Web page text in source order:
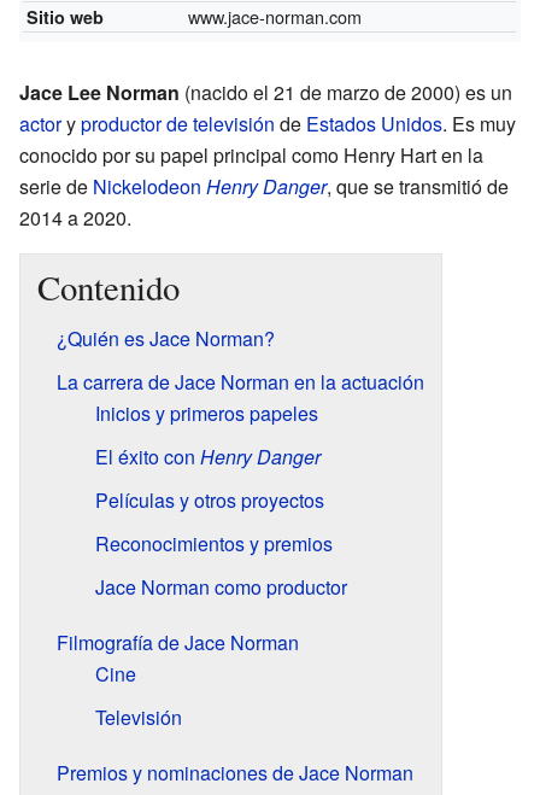
Sitio web www.jace-norman.com
Jace Lee Norman (nacido el 21 de marzo de 2000) es un
actoryproductor de televisión de Estados Unidos. Es muy
conocido por su papel principal como Henry Hart en la
serie de Nickelodeon Henry Danger, que se transmitió de
2014 a 2020.
Contenido
¿Quién es Jace Norman?
La carrera de Jace Norman en la actuación
Inicios y primeros papeles
El éxito con Henry Danger
Películas y otros proyectos
Reconocimientos y premios
Jace Norman como productor
Filmografía de Jace Norman
Cine
Televisión
Premios y nominaciones de Jace Norman